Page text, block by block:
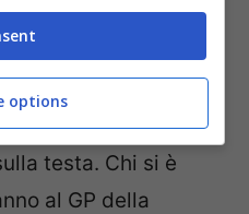
Ferraritutto
il verso giusto e in
lo stesso di può dire
sempre con i
testa. Chi si è
al GP della
options